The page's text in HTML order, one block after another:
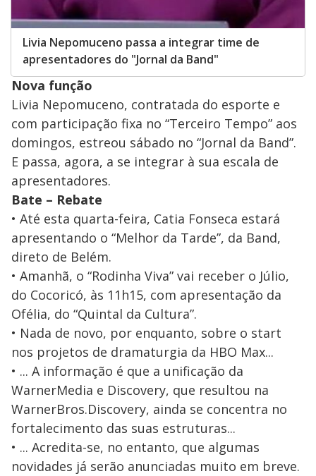
Livia Nepomuceno passa a integrar time de
apresentadores do "Jornal da Band"
Nova função
Livia Nepomuceno, contratada do esporte e
com participação fixa no “Terceiro Tempo” aos
domingos, estreou sábado no “Jornal da Band”.
E passa, agora, a se integrar à sua escala de
apresentadores.
Bate – Rebate
• Até esta quarta-feira, Catia Fonseca estará
apresentando o “Melhor da Tarde”, da Band,
direto de Belém.
• Amanhã, o “Rodinha Viva” vai receber o Júlio,
do Cocoricó, às 11h15, com apresentação da
Ofélia, do “Quintal da Cultura”.
• Nada de novo, por enquanto, sobre o start
nos projetos de dramaturgia da HBO Max...
• ... A informação é que a unificação da
WarnerMedia e Discovery, que resultou na
WarnerBros.Discovery, ainda se concentra no
fortalecimento das suas estruturas...
• ... Acredita-se, no entanto, que algumas
novidades já serão anunciadas muito em breve.